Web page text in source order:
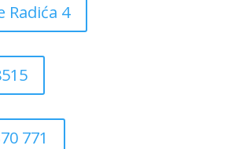
Radića 4
771